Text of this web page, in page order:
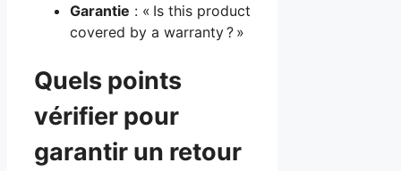
Garantie : « Is this product
covered by a warranty ? »
Quels points
vérifier pour
garantir un retour